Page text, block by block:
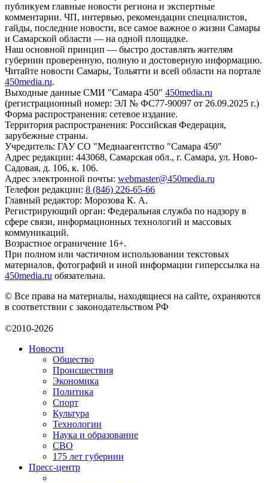
публикуем главные новости региона и экспертные
комментарии. ЧП, интервью, рекомендации специалистов,
гайды, последние новости, все самое важное о жизни Самары
и Самарской области — на одной площадке.
Наш основной принцип — быстро доставлять жителям
губернии проверенную, полную и достоверную информацию.
Читайте новости Самары, Тольятти и всей области на портале
450media.ru.
Выходные данные СМИ "Самара 450" 450media.ru
(регистрационный номер: ЭЛ № ФС77-90097 от 26.09.2025 г.)
Форма распространения: сетевое издание.
Территория распространения: Российская Федерация,
зарубежные страны.
Учредитель: ГАУ СО "Медиаагентство "Самара 450"
Адрес редакции: 443068, Самарская обл., г. Самара, ул. Ново-
Садовая, д. 106, к. 106.
Адрес электронной почты: webmaster@450media.ru
Телефон редакции: 8 (846) 226-65-66
Главный редактор: Морозова К. А.
Регистрирующий орган: Федеральная служба по надзору в
сфере связи, информационных технологий и массовых
коммуникаций.
Возрастное ограничение 16+.
При полном или частичном использовании текстовых
материалов, фотографий и иной информации гиперссылка на
450media.ru обязательна.
© Все права на материалы, находящиеся на сайте, охраняются
в соответствии с законодательством РФ
©2010-2026
Новости
Общество
Происшествия
Экономика
Политика
Спорт
Культура
Технологии
Наука и образование
СВО
175 лет губернии
Пресс-центр